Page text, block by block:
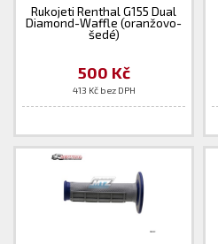
Rukojeti Renthal G155 Dual
Diamond-Waffle (oranžovo-
šedé)
500 Kč
413 Kč bez DPH